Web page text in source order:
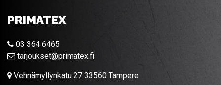
PRIMATEX
03 364 6465
tarjoukset@primatex.fi
Vehnämyllynkatu 27 33560 Tampere